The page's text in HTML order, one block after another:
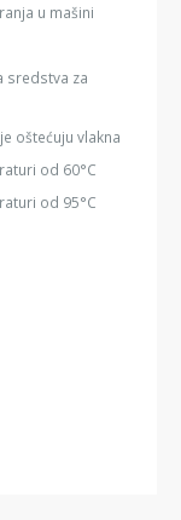
u mašini
sredstva za
oštećuju vlakna
od 60°C
od 95°C